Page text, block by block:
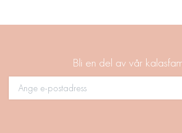
Bli en del av vår